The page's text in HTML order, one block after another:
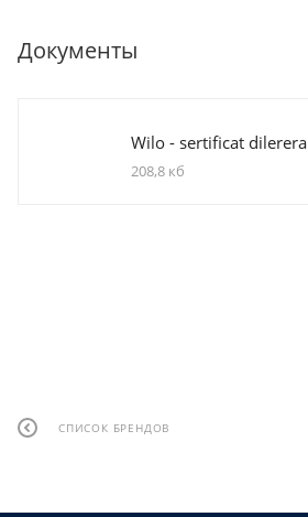
Документы
Wilo - sertificat dilerera
208,8 кб
СПИСОК БРЕНДОВ